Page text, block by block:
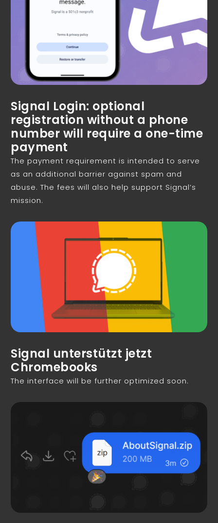
Signal Login: optional
registration without a phone
number will require a one-time
payment
The payment requirement is intended to serve
as an additional barrier against spam and
abuse. The fees will also help support Signal’s
mission.
Signal unterstützt jetzt
Chromebooks
The interface will be further optimized soon.